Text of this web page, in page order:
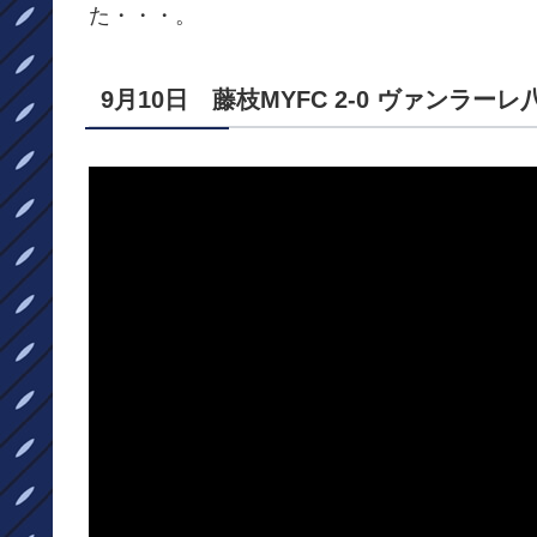
た・・・。
9月10日 藤枝MYFC 2-0 ヴァンラーレ